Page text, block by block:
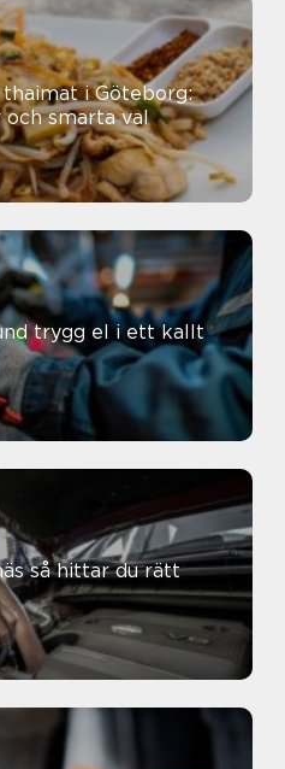
i Göteborg:
smarta val
kallt
rätt